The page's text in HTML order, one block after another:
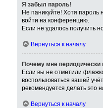
Я забыл пароль!
Не паникуйте! Хотя пароль
войти на конференцию.
Если не удалось получить
Вернуться к началу
Почему мне периодически
Если вы не отметили
воспользоваться вашей
рекомендуется делать это
Вернуться к началу